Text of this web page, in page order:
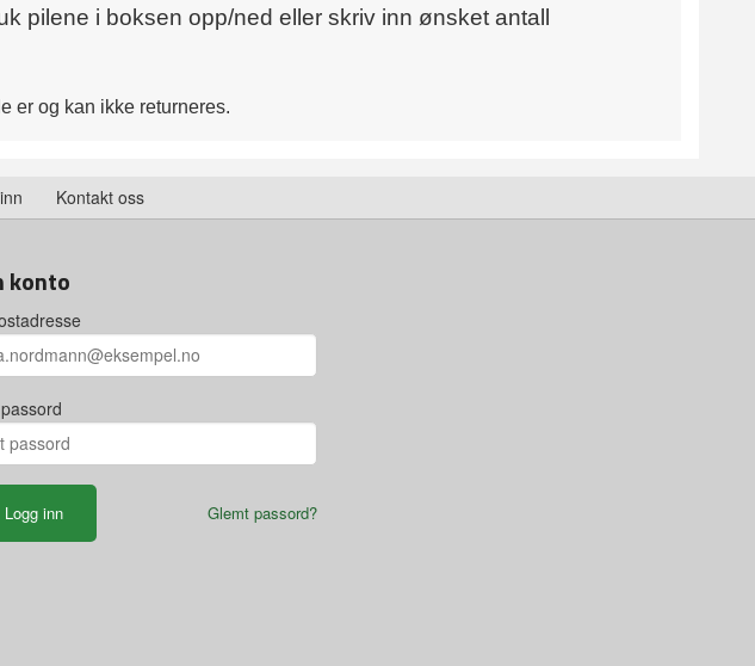
pilene i boksen opp/ned eller skriv inn ønsket antall
er og kan ikke returneres.
Kontakt oss
konto
Glemt passord?